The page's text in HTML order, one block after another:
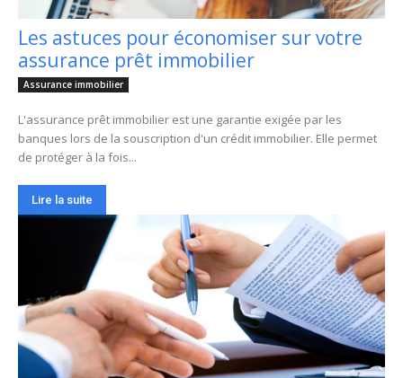
Les astuces pour économiser sur votre
assurance prêt immobilier
Assurance immobilier
L'assurance prêt immobilier est une garantie exigée par les
banques lors de la souscription d'un crédit immobilier. Elle permet
de protéger à la fois...
Lire la suite